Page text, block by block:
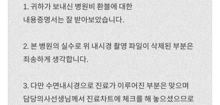
1. 귀하가 보내신 병원비 환블에 대한
내용증명서는 잘 받아보았습니다.
2. 본 병원의 실수로 위 내시경 촬영 파일이 삭제된 부분은
죄송하게 생각합니다.
3. 다만 수면내시경으로 진료가 이루어진 부분은 맞으며
담당의사선생님께서 진료차트에 체크를 해 놓으셨으므로